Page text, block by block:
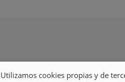
Utilizamos cookies propias y de